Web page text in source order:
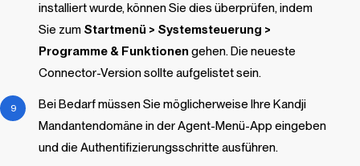
installiert wurde, können Sie dies überprüfen, indem
Sie zum Startmenü > Systemsteuerung >
Programme & Funktionengehen. Die neueste
Connector-Version sollte aufgelistet sein.
Bei Bedarf müssen Sie möglicherweise Ihre Kandji
Mandantendomäne in der Agent-Menü-App eingeben
und die Authentifizierungsschritte ausführen.